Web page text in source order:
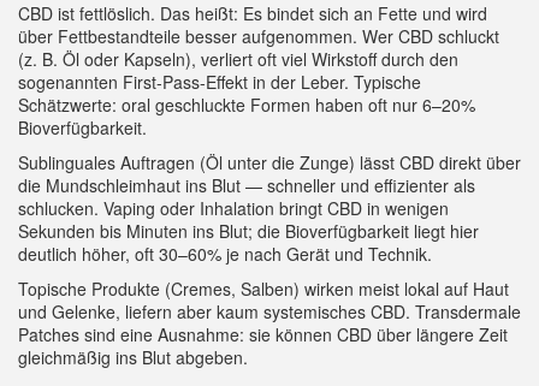
CBD ist fettlöslich. Das heißt: Es bindet sich an Fette und wird
über Fettbestandteile besser aufgenommen. Wer CBD schluckt
(z. B. Öl oder Kapseln), verliert oft viel Wirkstoff durch den
sogenannten First-Pass-Effekt in der Leber. Typische
Schätzwerte: oral geschluckte Formen haben oft nur 6–20%
Bioverfügbarkeit.
Sublinguales Auftragen (Öl unter die Zunge) lässt CBD direkt über
die Mundschleimhaut ins Blut — schneller und effizienter als
schlucken. Vaping oder Inhalation bringt CBD in wenigen
Sekunden bis Minuten ins Blut; die Bioverfügbarkeit liegt hier
deutlich höher, oft 30–60% je nach Gerät und Technik.
Topische Produkte (Cremes, Salben) wirken meist lokal auf Haut
und Gelenke, liefern aber kaum systemisches CBD. Transdermale
Patches sind eine Ausnahme: sie können CBD über längere Zeit
gleichmäßig ins Blut abgeben.